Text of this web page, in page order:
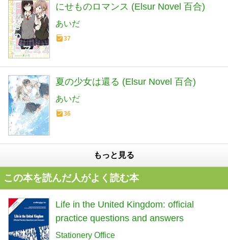
にせものロマンス (Elsur Novel 百合)
あいだ
37
夏の少女は還る (Elsur Novel 百合)
あいだ
36
もっと見る
この本を読んだ人がよく読む本
Life in the United Kingdom: official
practice questions and answers
Stationery Office